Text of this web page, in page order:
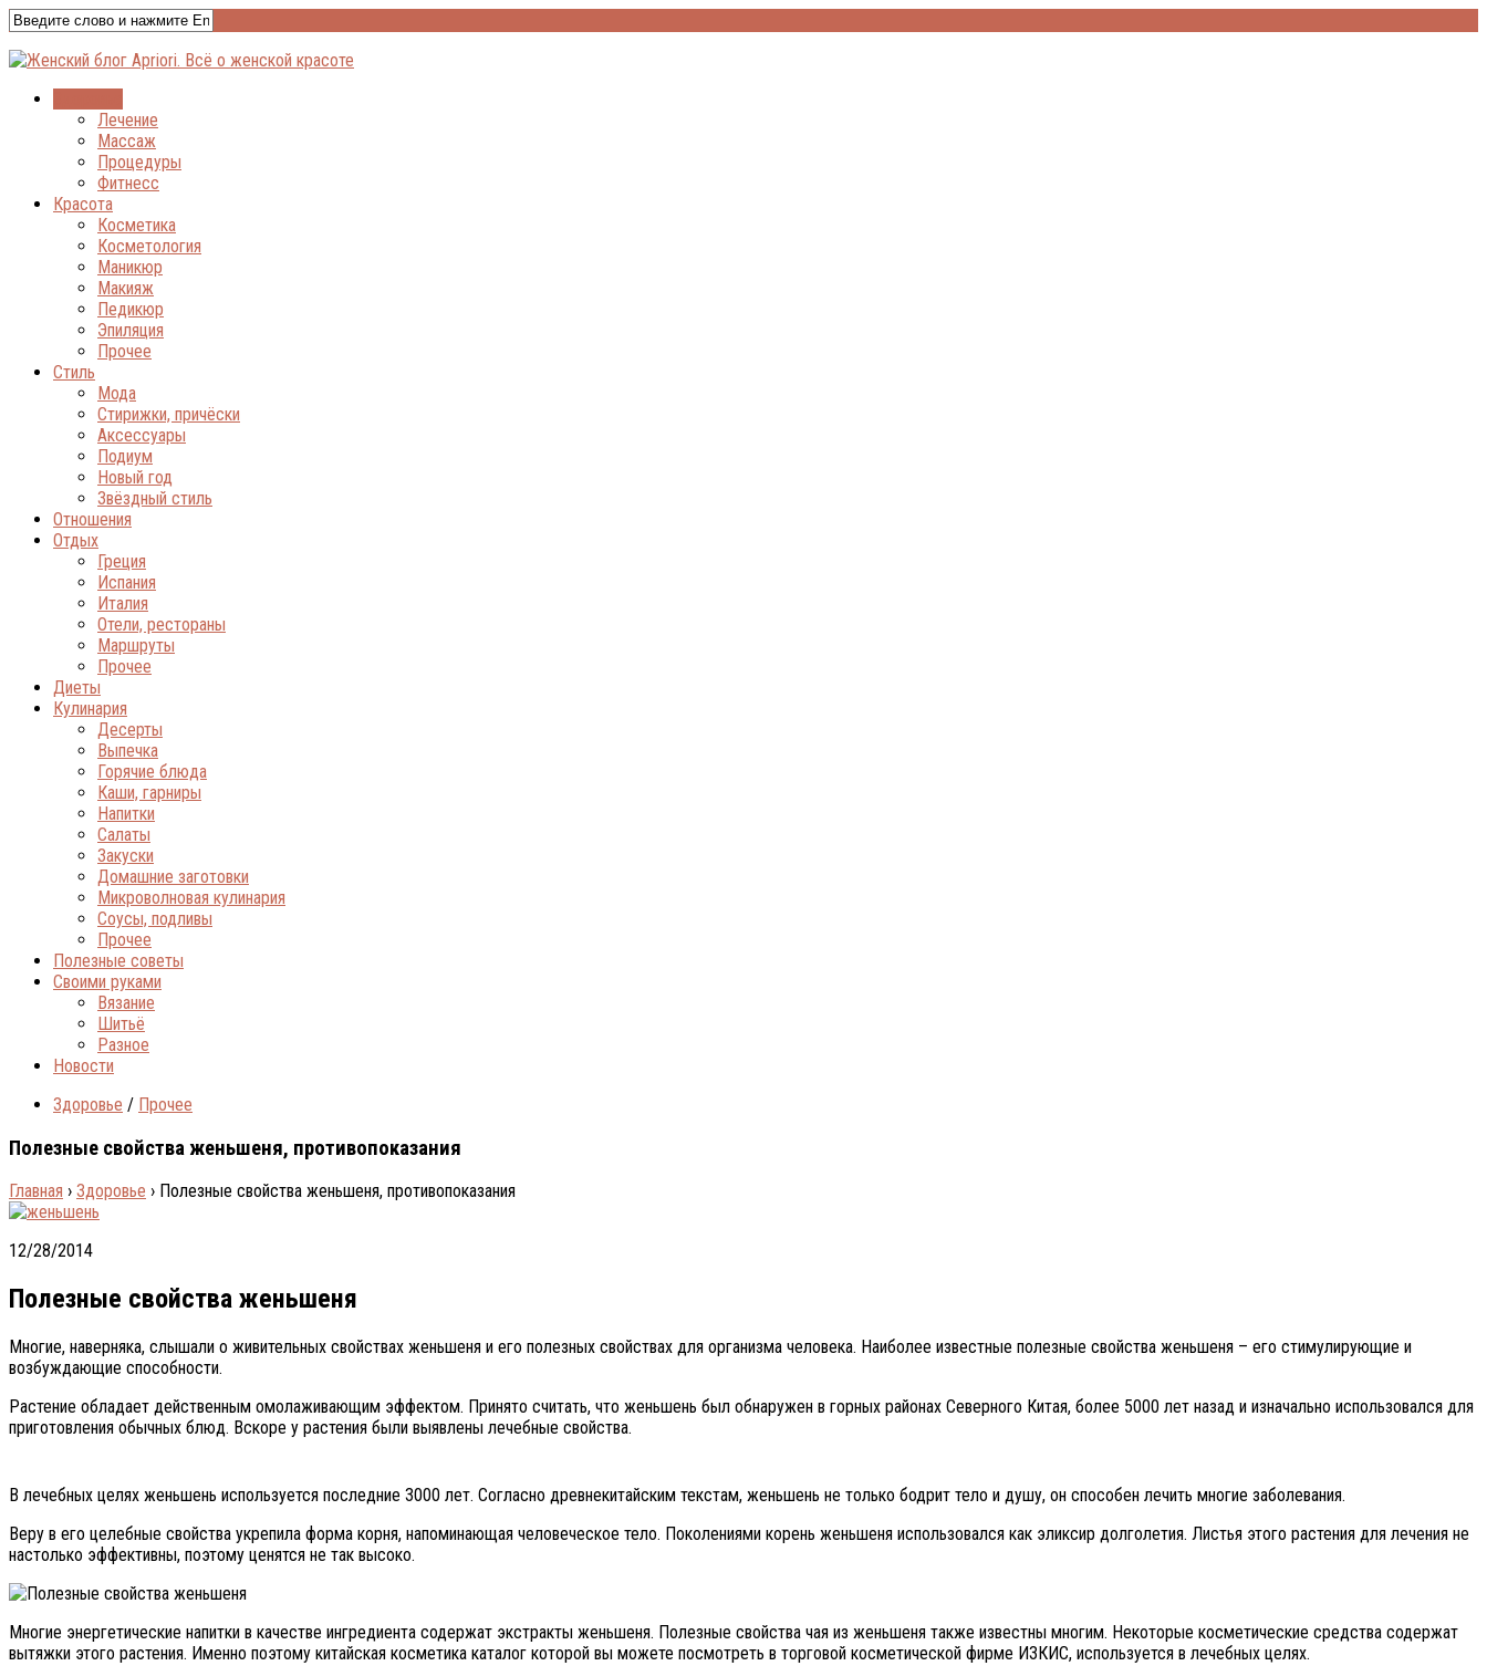
Лечение
Массаж
Процедуры
Фитнесс
Красота
Косметика
Косметология
Маникюр
Макияж
Педикюр
Эпиляция
Прочее
Стиль
Мода
Стирижки, причёски
Аксессуары
Подиум
Новый год
Звёздный стиль
Отношения
Отдых
Греция
Испания
Италия
Отели, рестораны
Маршруты
Прочее
Диеты
Кулинария
Десерты
Выпечка
Горячие блюда
Каши, гарниры
Напитки
Салаты
Закуски
Домашние заготовки
Микроволновая кулинария
Соусы, подливы
Прочее
Полезные советы
Своими руками
Вязание
Шитьё
Разное
Новости
Здоровье / Прочее
Полезные свойства женьшеня, противопоказания
Главная › Здоровье › Полезные свойства женьшеня, противопоказания
12/28/2014
Полезные свойства женьшеня
Многие, наверняка, слышали о живительных свойствах женьшеня и его полезных свойствах для организма человека. Наиболее известные полезные свойства женьшеня – его стимулирующие и
возбуждающие способности.
Растение обладает действенным омолаживающим эффектом. Принято считать, что женьшень был обнаружен в горных районах Северного Китая, более 5000 лет назад и изначально использовался для
приготовления обычных блюд. Вскоре у растения были выявлены лечебные свойства.
В лечебных целях женьшень используется последние 3000 лет. Согласно древнекитайским текстам, женьшень не только бодрит тело и душу, он способен лечить многие заболевания.
Веру в его целебные свойства укрепила форма корня, напоминающая человеческое тело. Поколениями корень женьшеня использовался как эликсир долголетия. Листья этого растения для лечения не
настолько эффективны, поэтому ценятся не так высоко.
Многие энергетические напитки в качестве ингредиента содержат экстракты женьшеня. Полезные свойства чая из женьшеня также известны многим. Некоторые косметические средства содержат
вытяжки этого растения. Именно поэтому китайская косметика каталог которой вы можете посмотреть в торговой косметической фирме ИЗКИС, используется в лечебных целях.